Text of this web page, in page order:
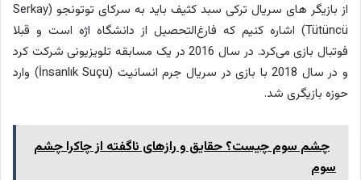
از بازیگر های سریال ترکی سبد کثیف باید به سرکای توتونجو (Serkay
Tütüncü) اشاره کنیم که فارغ‌التحصیل از دانشگاه اژه است و قبلا
فوتبال بازی می‌کرد. در سال 2016 در یک مسابقه تلویزیونی شرکت کرد
و در سال 2018 با بازی در سریال جرم انسانیت (İnsanlık Suçu) وارد
حوزه بازیگری شد.
چشم سوم چیست؟ حقایق و رازهای ناگفته از چاکرا چشم
سوم